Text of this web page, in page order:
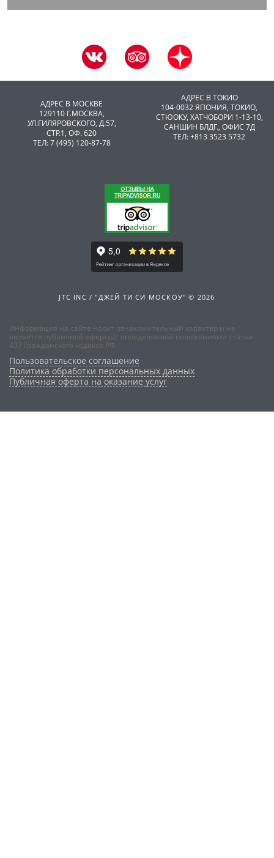
АДРЕС В МОСКВЕ
129110 Г.МОСКВА,
УЛ.ГИЛЯРОВСКОГО, Д.57,
СТР.1, ОФ. 620
ТЕЛ: 7 (495) 120-87-78
АДРЕС В ТОКИО
104-0032 ЯПОНИЯ, ТОКИО,
CТЮОКУ, ХАТЧОБОРИ 1-13-10,
САНШИН БЛДГ., ОФИС 7Д
ТЕЛ: +813 3523 5732
JTC INC / "ДЖЕЙ ТИ СИ МОСКОУ" © 2026
Информация на сайте носит ознакомительный характер и не
является публичной офертой, определяемой положениями статьи
437 Гражданского кодекса РФ
Пользовательское соглашение
Политика обработки персональных данных
Публичная оферта на оказание услуг